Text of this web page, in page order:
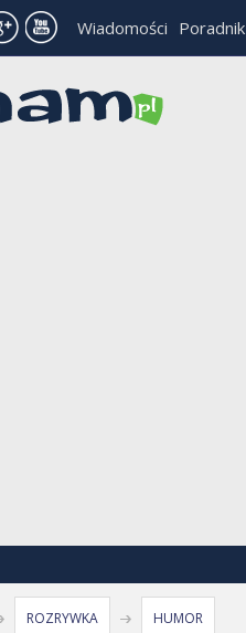
Wiadomości Poradnik
ROZRYWKA HUMOR